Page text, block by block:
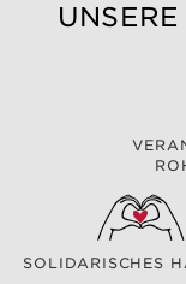
SOLIDARISCHES